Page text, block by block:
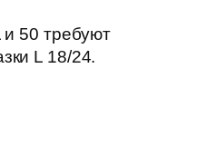
50 требуют
L 18/24.